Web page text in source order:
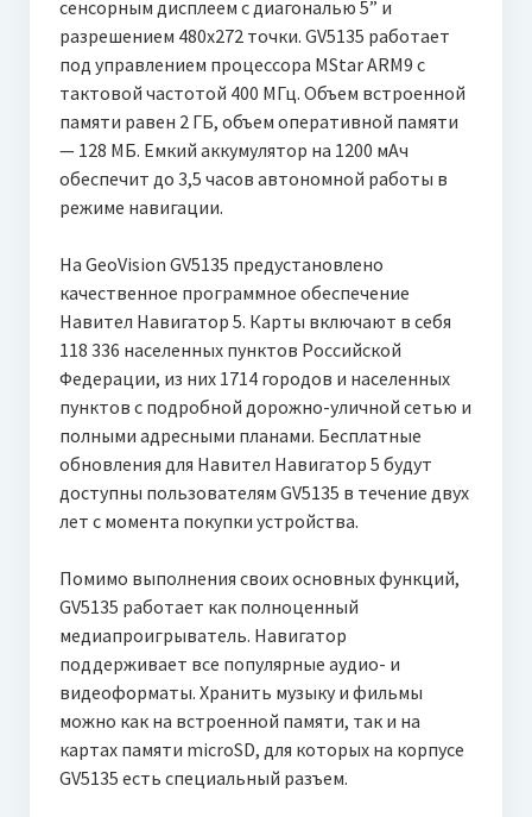
сенсорным дисплеем с диагональю 5” и
разрешением 480х272 точки. GV5135 работает
под управлением процессора MStar ARM9 с
тактовой частотой 400 МГц. Объем встроенной
памяти равен 2 ГБ, объем оперативной памяти
— 128 МБ. Емкий аккумулятор на 1200 мАч
обеспечит до 3,5 часов автономной работы в
режиме навигации.
На GeoVision GV5135 предустановлено
качественное программное обеспечение
Навител Навигатор 5. Карты включают в себя
118 336 населенных пунктов Российской
Федерации, из них 1714 городов и населенных
пунктов с подробной дорожно-уличной сетью и
полными адресными планами. Бесплатные
обновления для Навител Навигатор 5 будут
доступны пользователям GV5135 в течение двух
лет с момента покупки устройства.
Помимо выполнения своих основных функций,
GV5135 работает как полноценный
медиапроигрыватель. Навигатор
поддерживает все популярные аудио- и
видеоформаты. Хранить музыку и фильмы
можно как на встроенной памяти, так и на
картах памяти microSD, для которых на корпусе
GV5135 есть специальный разъем.